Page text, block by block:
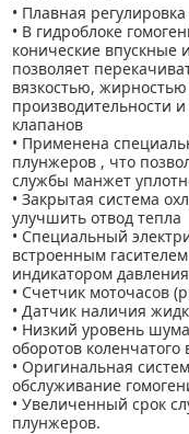
• Плавная
• В гидроблоке
конические впускные
позволяет
вязкостью,
производительности
клапанов
• Применена
плунжеров , что
службы манжет
• Закрытая система
улучшить отвод тепла
• Специальный
встроенным
индикатором давления
• Счетчик моточасов
• Датчик наличия
• Низкий уровень
оборотов коленчатого
• Оригинальная
обслуживание
• Увеличенный срок
плунжеров.